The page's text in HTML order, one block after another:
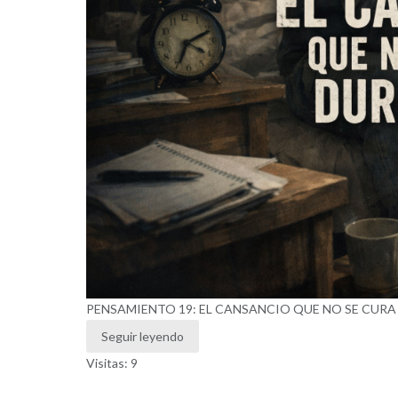
PENSAMIENTO 19: EL CANSANCIO QUE NO SE
Seguir leyendo
Visitas: 9